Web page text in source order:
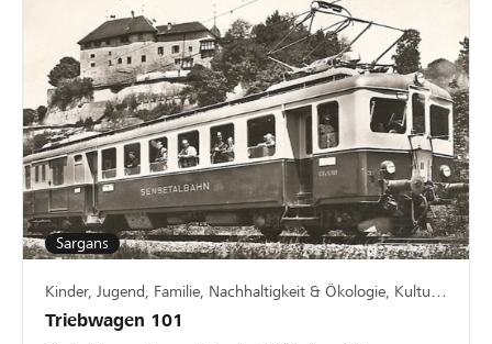
Sargans
Kinder, Jugend, Familie, Nachhaltigkeit & Ökologie, Kultur & Kunst
Triebwagen 101